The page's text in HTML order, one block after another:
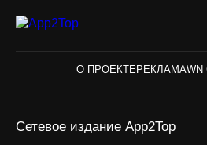
О ПРОЕКТЕРЕКЛАМАWN
Сетевое издание App2Top